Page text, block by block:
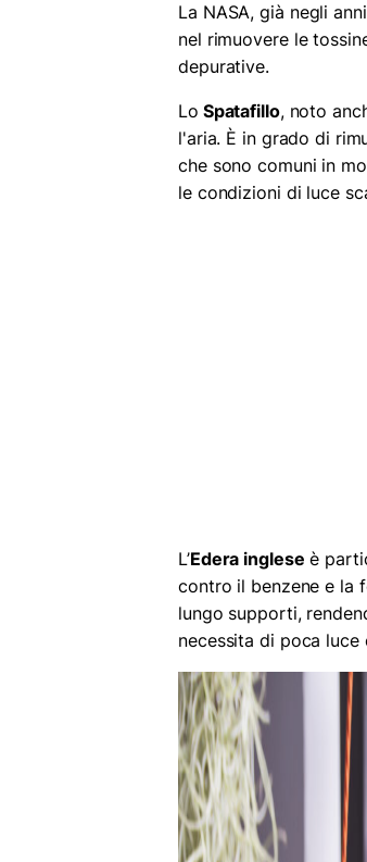
La NASA, già negli
nel rimuovere le
depurative.
Lo Spatafillo, noto
l'aria. È in grado di
che sono comuni in
le condizioni di luce
L’Edera inglese è
contro il benzene e la
lungo supporti,
necessita di poca